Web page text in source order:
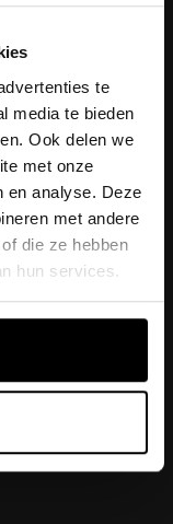
te
media te bieden
Ook delen we
met onze
en analyse. Deze
met andere
die ze hebben
hun services.
bij RTL 4.